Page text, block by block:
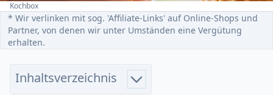
Home
Kochbox
* Wir verlinken mit sog. 'Affiliate-Links' auf Online-Shops und
Partner, von denen wir unter Umständen eine Vergütung
erhalten.
Inhaltsverzeichnis